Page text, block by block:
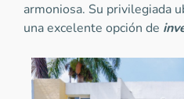
armoniosa. Su privilegiada
una excelente opción de